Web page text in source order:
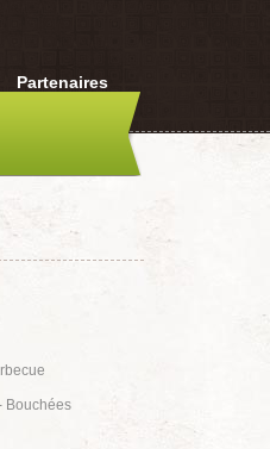
Partenaires
Bouchées